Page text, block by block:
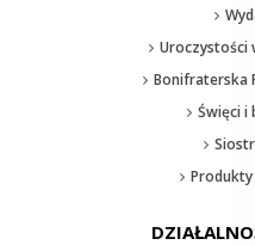
Uroczystości
Bonifraterska
Święci i